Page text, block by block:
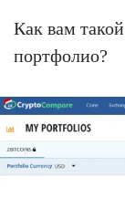
Как вам
портфолио?